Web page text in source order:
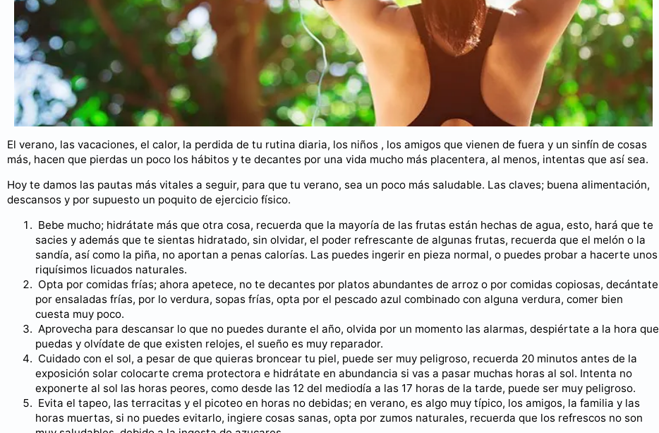
El verano, las vacaciones, el calor, la perdida de tu rutina diaria, los niños , los amigos que vienen de fuera y un sinfín de cosas
más, hacen que pierdas un poco los hábitos y te decantes por una vida mucho más placentera, al menos, intentas que así sea.
Hoy te damos las pautas más vitales a seguir, para que tu verano, sea un poco más saludable. Las claves; buena alimentación,
descansos y por supuesto un poquito de ejercicio físico.
Bebe mucho; hidrátate más que otra cosa, recuerda que la mayoría de las frutas están hechas de agua, esto, hará que te
sacies y además que te sientas hidratado, sin olvidar, el poder refrescante de algunas frutas, recuerda que el melón o la
sandía, así como la piña, no aportan a penas calorías. Las puedes ingerir en pieza normal, o puedes probar a hacerte unos
riquísimos licuados naturales.
Opta por comidas frías; ahora apetece, no te decantes por platos abundantes de arroz o por comidas copiosas, decántate
por ensaladas frías, por lo verdura, sopas frías, opta por el pescado azul combinado con alguna verdura, comer bien
cuesta muy poco.
Aprovecha para descansar lo que no puedes durante el año, olvida por un momento las alarmas, despiértate a la hora que
puedas y olvídate de que existen relojes, el sueño es muy reparador.
Cuidado con el sol, a pesar de que quieras broncear tu piel, puede ser muy peligroso, recuerda 20 minutos antes de la
exposición solar colocarte crema protectora e hidrátate en abundancia si vas a pasar muchas horas al sol. Intenta no
exponerte al sol las horas peores, como desde las 12 del mediodía a las 17 horas de la tarde, puede ser muy peligroso.
Evita el tapeo, las terracitas y el picoteo en horas no debidas; en verano, es algo muy típico, los amigos, la familia y las
horas muertas, si no puedes evitarlo, ingiere cosas sanas, opta por zumos naturales, recuerda que los refrescos no son